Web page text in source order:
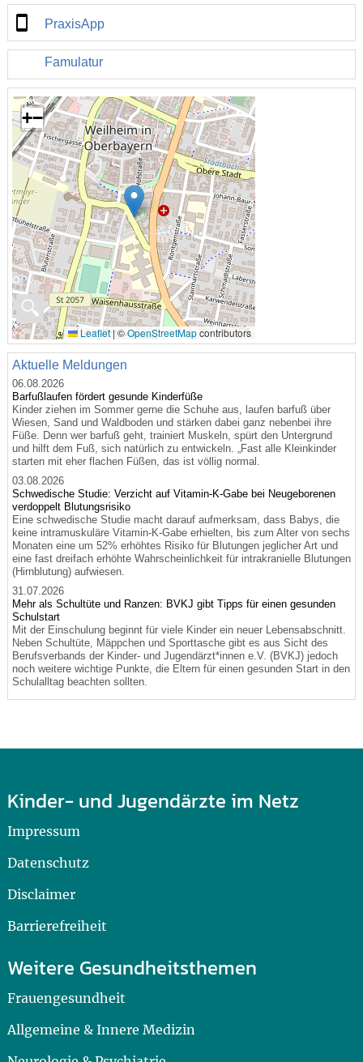
PraxisApp
Famulatur
🔍
+−
Leaflet|©OpenStreetMapcontributors
Aktuelle Meldungen
06.08.2026
Barfußlaufen fördert gesunde Kinderfüße
Kinder ziehen im Sommer gerne die Schuhe aus, laufen barfuß über
Wiesen, Sand und Waldboden und stärken dabei ganz nebenbei ihre
Füße. Denn wer barfuß geht, trainiert Muskeln, spürt den Untergrund
und hilft dem Fuß, sich natürlich zu entwickeln. „Fast alle Kleinkinder
starten mit eher flachen Füßen, das ist völlig normal.
03.08.2026
Schwedische Studie: Verzicht auf Vitamin-K-Gabe bei Neugeborenen
verdoppelt Blutungsrisiko
Eine schwedische Studie macht darauf aufmerksam, dass Babys, die
keine intramuskuläre Vitamin-K-Gabe erhielten, bis zum Alter von sechs
Monaten eine um 52% erhöhtes Risiko für Blutungen jeglicher Art und
eine fast dreifach erhöhte Wahrscheinlichkeit für intrakranielle Blutungen
(Hirnblutung) aufwiesen.
31.07.2026
Mehr als Schultüte und Ranzen: BVKJ gibt Tipps für einen gesunden
Schulstart
Mit der Einschulung beginnt für viele Kinder ein neuer Lebensabschnitt.
Neben Schultüte, Mäppchen und Sporttasche gibt es aus Sicht des
Berufsverbands der Kinder- und Jugendärzt*innen e.V. (BVKJ) jedoch
noch weitere wichtige Punkte, die Eltern für einen gesunden Start in den
Schulalltag beachten sollten.
Kinder- und Jugendärzte im Netz
Impressum
Datenschutz
Disclaimer
Barrierefreiheit
Weitere Gesundheitsthemen
Frauengesundheit
Allgemeine & Innere Medizin